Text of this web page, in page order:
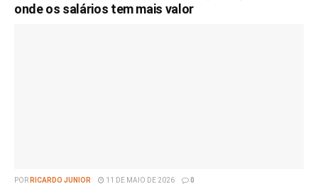
onde os salários tem mais valor
POR RICARDO JUNIOR 11 DE MAIO DE 2026 0